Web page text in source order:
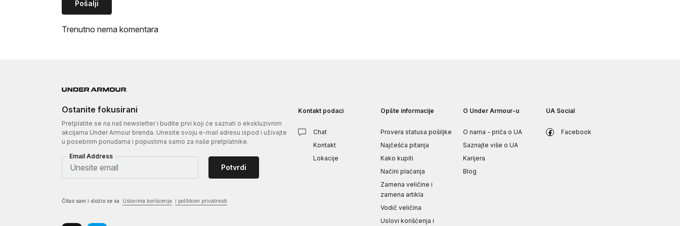
Pošalji
Trenutno nema komentara
Ostanite fokusirani
Pretplatite se na naš newsletter i budite prvi koji će saznati o ekskluzivnim
akcijama Under Armour brenda. Unesite svoju e-mail adresu ispod i uživajte
u posebnim ponudama i popustima samo za naše pretplatnike.
Email Address
Potvrdi
Čitao sam i složio se sa Uslovima korišćenja i politikom privatnosti
Kontakt podaci
Chat
Kontakt
Lokacije
Opšte informacije
Provera statusa pošiljke
Najčešća pitanja
Kako kupiti
Načini plaćanja
Zamena veličine i
zamena artikla
Vodič veličina
Uslovi korišćenja i
O Under Armour-u
O nama - priča o UA
Saznajte više o UA
Karijera
Blog
UA Social
Facebook